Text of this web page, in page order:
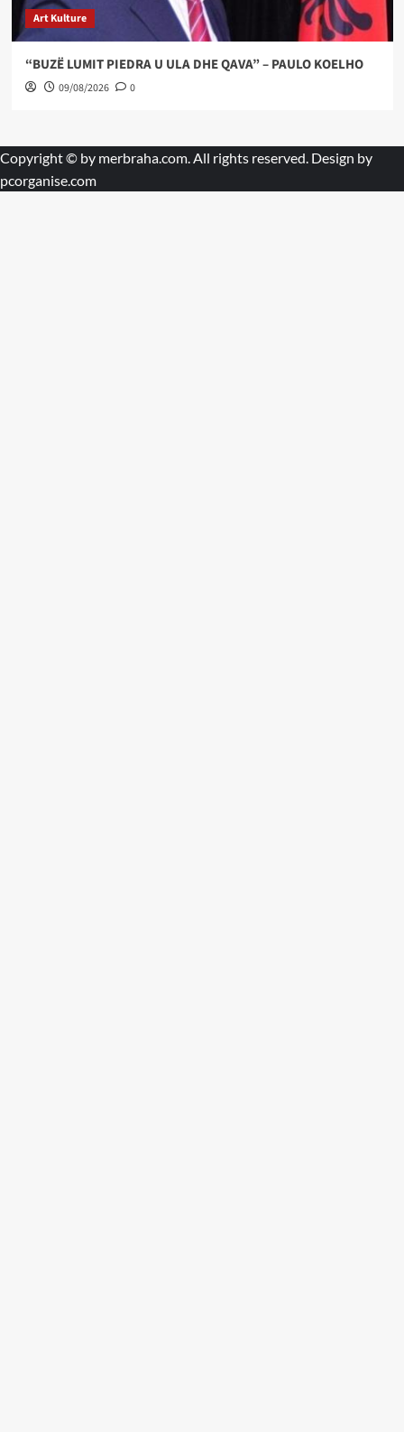
Art Kulture
“BUZË LUMIT PIEDRA U ULA DHE QAVA” – PAULO KOELHO
09/08/2026 0
Copyright © by merbraha.com. All rights reserved. Design by
pcorganise.com